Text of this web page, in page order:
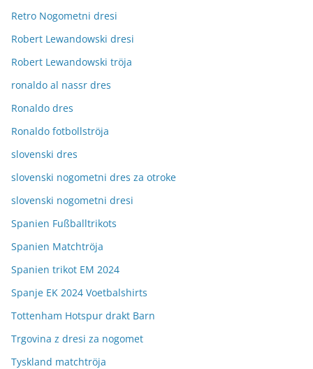
Retro Nogometni dresi
Robert Lewandowski dresi
Robert Lewandowski tröja
ronaldo al nassr dres
Ronaldo dres
Ronaldo fotbollströja
slovenski dres
slovenski nogometni dres za otroke
slovenski nogometni dresi
Spanien Fußballtrikots
Spanien Matchtröja
Spanien trikot EM 2024
Spanje EK 2024 Voetbalshirts
Tottenham Hotspur drakt Barn
Trgovina z dresi za nogomet
Tyskland matchtröja